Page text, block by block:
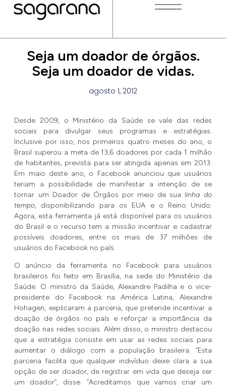
Seja um doador de órgãos.
Seja um doador de vidas.
agosto 1, 2012
Desde 2009, o Ministério da Saúde se vale das redes
sociais para divulgar seus programas e estratégias.
Inclusive por isso, nos primeiros quatro meses do ano, o
Brasil superou a meta de 13,6 doadores por cada 1 milhão
de habitantes, prevista para ser atingida apenas em 2013.
Em maio deste ano, o Facebook anunciou que usuários
teriam a possibilidade de manifestar a intenção de se
tornar um Doador de Órgãos por meio de sualinha do
tempo, disponibilizando para os EUA e o Reino Unido.
Agora, esta ferramenta já está disponível para os usuários
do Brasil e o recurso tem a missão incentivar e cadastrar
possíveis doadores, entre os mais de 37 milhões de
usuários do Facebook no país.
O anúncio da ferramenta no Facebook para usuários
brasileiros foi feito em Brasília, na sede do Ministério da
Saúde. O ministro da Saúde, Alexandre Padilha e o vice-
presidente do Facebook na América Latina, Alexandre
Hohagen, explicaram a parceria, que pretende incentivar a
doação de órgãos no país e reforçar a importância da
doação nas redes sociais. Além disso, o ministro destacou
que a estratégia consiste em usar as redes sociais para
aumentar o diálogo com a população brasileira. “Esta
parceria facilita que qualquer indivíduo deixe clara a sua
opção de ser doador, de registrar em vida que deseja ser
um doador”, disse. “Acreditamos que vamos criar um